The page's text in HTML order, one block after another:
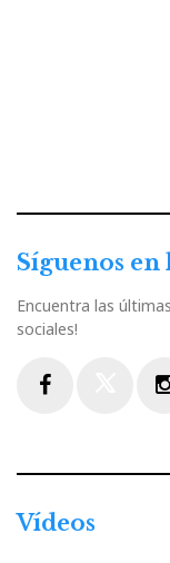
Síguenos en
Encuentra las
sociales!
Vídeos